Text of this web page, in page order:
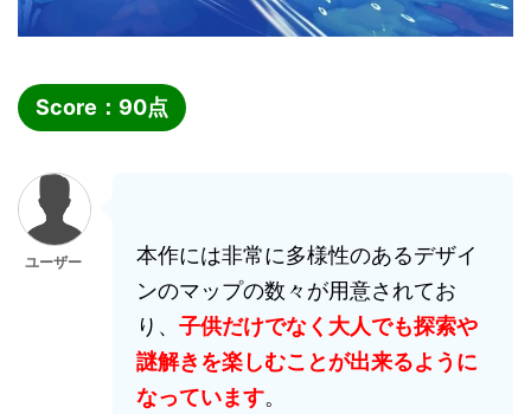
Score： 90点
ユーザー
本作には非常に多様性のあるデザイ
ンのマップの数々が用意されてお
り、 子供だけでなく大人でも探索や
謎解きを楽しむことが出来るように
なっています。